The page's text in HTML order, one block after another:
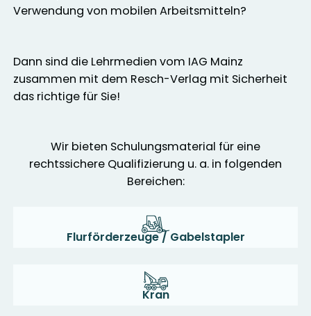
Verwendung von mobilen Arbeitsmitteln?
Dann sind die Lehrmedien vom IAG Mainz
zusammen mit dem Resch-Verlag mit Sicherheit
das richtige für Sie!
Wir bieten Schulungsmaterial für eine
rechtssichere Qualifizierung u. a. in folgenden
Bereichen:
Flurförderzeuge / Gabelstapler
Kran